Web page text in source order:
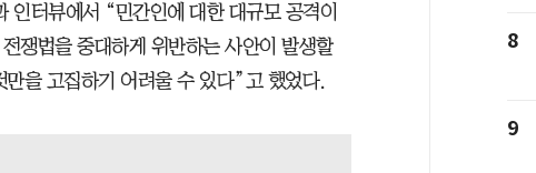
인터뷰에서 “민간인에 대한 대규모 공격이
쟁법을 중대하게 위반하는 사안이 발생할
을 고집하기 어려울 수 있다”고 했었다.
8
9